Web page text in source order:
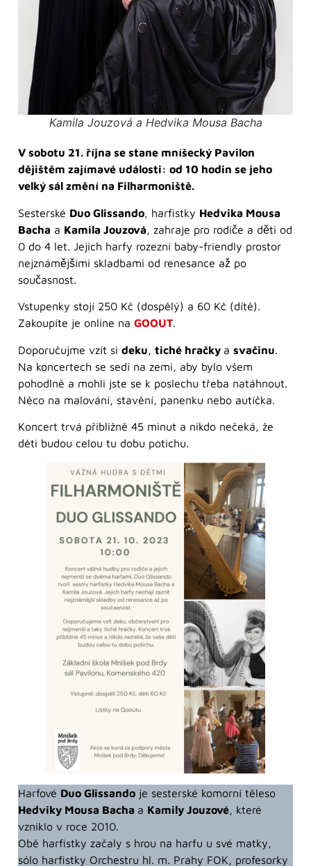
Kamila Jouzová a Hedvika Mousa Bacha
V sobotu 21. října se stane mníšecký Pavilon
dějištěm zajímavé události: od 10 hodin se jeho
velký sál změní na Filharmoniště.
Sesterské Duo Glissando, harfistky Hedvika Mousa
Bacha a Kamila Jouzová, zahraje pro rodiče a děti od
0 do 4 let. Jejich harfy rozezní baby-friendly prostor
nejznámějšími skladbami od renesance až po
současnost.
Vstupenky stojí 250 Kč (dospělý) a 60 Kč (dítě).
Zakoupíte je online na GOOUT.
Doporučujme vzít si deku tiché hračky a svačinu
Na koncertech se sedí na zemi, aby bylo všem
pohodlně a mohli jste se k poslechu třeba natáhnout.
Něco na malování, stavění, panenku nebo autíčka.
Koncert trvá přibližně 45 minut a nikdo nečeká, že
děti budou celou tu dobu potichu.
Harfové Duo Glissando je sesterské komorní těleso
Hedviky Mousa Bacha a Kamily Jouzové, které
vzniklo v roce 2010.
Obě harfistky začaly s hrou na harfu u své matky,
sólo harfistky Orchestru hl. m. Prahy FOK, profesorky